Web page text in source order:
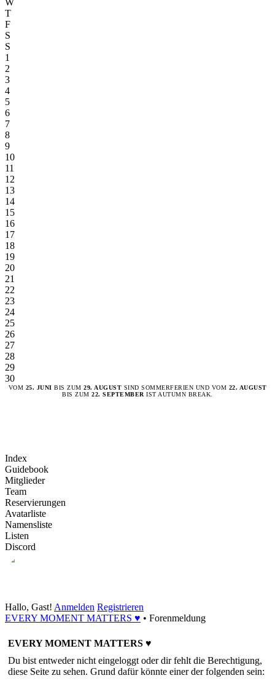
W
T
F
S
S
1
2
3
4
5
6
7
8
9
10
11
12
13
14
15
16
17
18
19
20
21
22
23
24
25
26
27
28
29
30
VOM 25. JUNI BIS ZUM 29. AUGUST SIND SOMMERFERIEN UND VOM 22. AUGUST
BIS ZUM22. SEPTEMBER IST AUTUMN BREAK.
Index
Guidebook
Mitglieder
Team
Reservierungen
Avatarliste
Namensliste
Listen
Discord
Hallo, Gast! Anmelden Registrieren
EVERY MOMENT MATTERS ♥ • Forenmeldung
EVERY MOMENT MATTERS ♥
Du bist entweder nicht eingeloggt oder dir fehlt die Berechtigung,
diese Seite zu sehen. Grund dafür könnte einer der folgenden sein: